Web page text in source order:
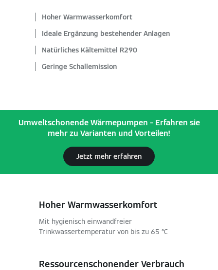
Hoher Warmwasserkomfort
Ideale Ergänzung bestehender Anlagen
Natürliches Kältemittel R290
Geringe Schallemission
Umweltschonende Wärmepumpen – Erfahren sie
mehr zu Varianten und Vorteilen!
Jetzt mehr erfahren
Hoher Warmwasserkomfort
Mit hygienisch einwandfreier
Trinkwassertemperatur von bis zu 65 °C
Ressourcenschonender Verbrauch